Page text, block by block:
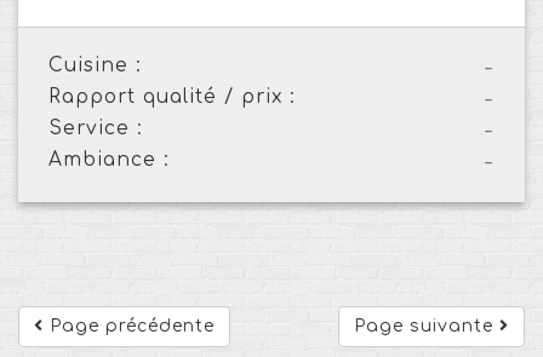
-
Cuisine :
-
Rapport qualité / prix :
-
Service :
-
Ambiance :
Page suivante
Page précédente